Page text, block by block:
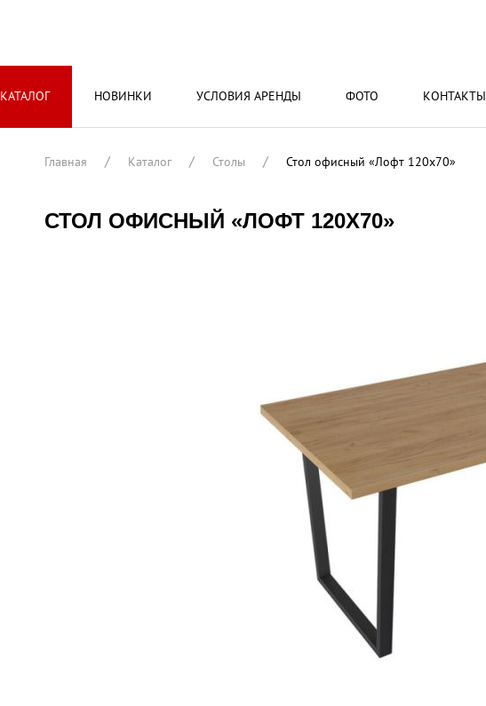
КАТАЛОГ НОВИНКИ УСЛОВИЯ АРЕНДЫ ФОТО КОНТАКТЫ
Главная Каталог Столы Стол офисный «Лофт 120x70»
СТОЛ ОФИСНЫЙ «ЛОФТ 120X70»